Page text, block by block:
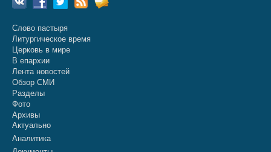
Слово пастыря
Литургическое время
Церковь в мире
В епархии
Лента новостей
Обзор СМИ
Разделы
Фото
Архивы
Актуально
Аналитика